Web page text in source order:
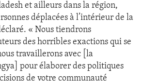
et ailleurs dans la région,
déplacées à l’intérieur de la
« Nous tiendrons
des horribles exactions qui se
travaillerons avec [la
pour élaborer des politiques
de votre communauté